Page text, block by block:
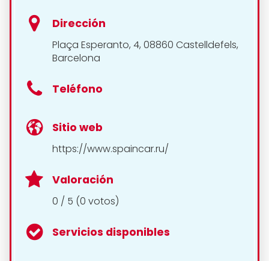
Dirección
Plaça Esperanto, 4, 08860 Castelldefels,
Barcelona
Teléfono
Sitio web
https://www.spaincar.ru/
Valoración
0 / 5 (0 votos)
Servicios disponibles